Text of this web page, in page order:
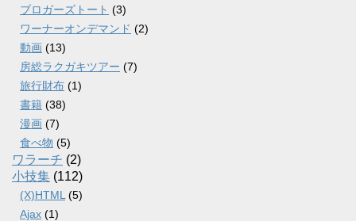
ブロガーズトート (3)
ワーナーオンデマンド (2)
動画 (13)
房総ラクガキツアー (7)
旅行財布 (1)
書籍 (38)
漫画 (7)
食べ物 (5)
ワラーチ (2)
小技集 (112)
(X)HTML (5)
Ajax (1)